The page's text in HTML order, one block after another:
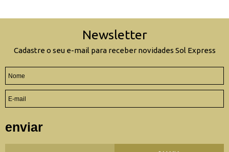
Newsletter
Cadastre o seu e-mail para receber novidades Sol Express
enviar